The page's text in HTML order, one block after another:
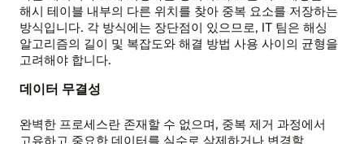
해시 테이블 내부의 다른 위치를 찾아 중복 요소를 저장하는
방식입니다. 각 방식에는 장단점이 있으므로, IT 팀은 해싱
알고리즘의 길이 및 복잡도와 해결 방법 사용 사이의 균형을
고려해야 합니다.
데이터 무결성
완벽한 프로세스란 존재할 수 없으며, 중복 제거 과정에서
고유하고 중요한 데이터를 실수로 삭제하거나 변경할